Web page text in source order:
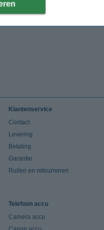
Klantenservice
Contact
Levering
Betaling
Garantie
Ruilen en retourneren
Telefoon accu
Camera accu